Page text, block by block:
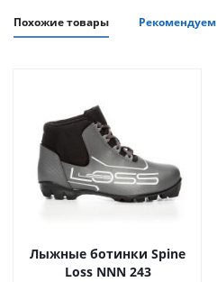
Похожие товары Рекомендуем
Лыжные ботинки Spine
Loss NNN 243